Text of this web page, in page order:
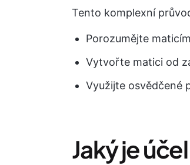
Tento komplexní
Porozumějte
Vytvořte matici od
Využijte osvědčené
Jaký je